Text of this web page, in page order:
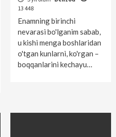
13 448
Enamning birinchi
nevarasi bo'lganim sabab,
u kishi menga boshlaridan
o'tgan kunlarni, ko'rgan –
boqqanlarini kechayu…